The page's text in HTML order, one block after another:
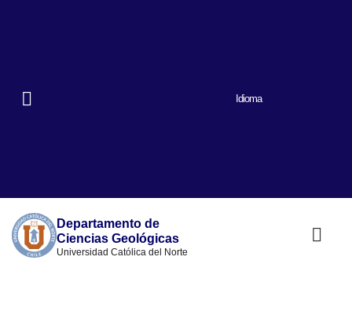
Idioma
Departamento de
Ciencias Geológicas
Universidad Católica del Norte